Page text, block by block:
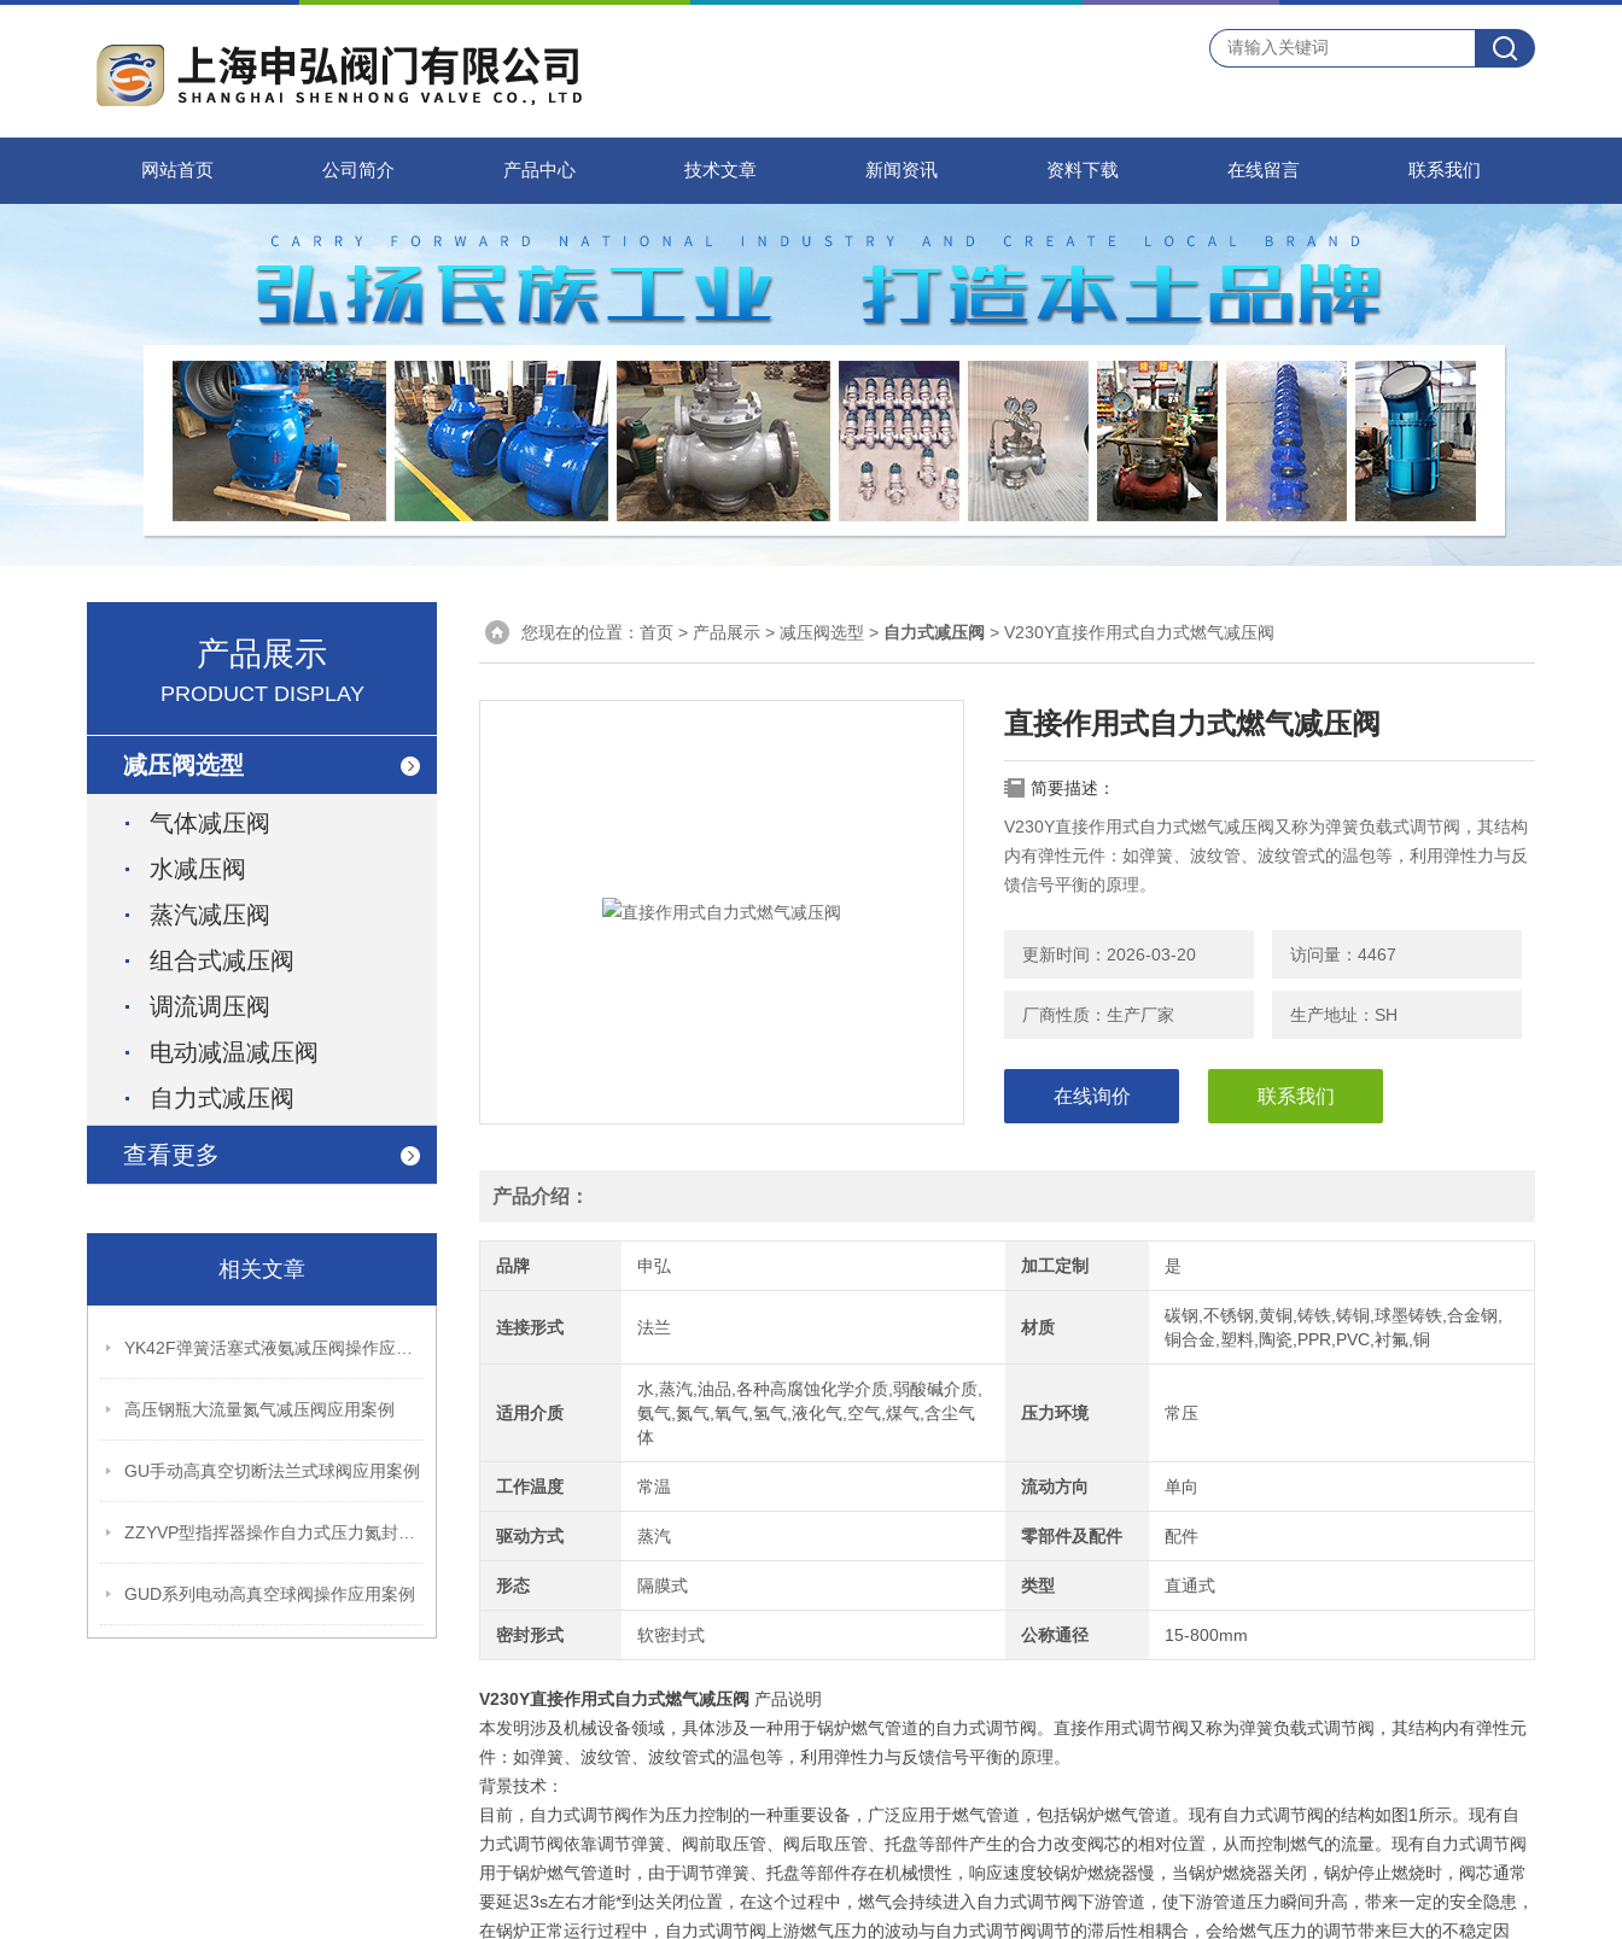
网站首页 公司简介 产品中心 技术文章 新闻资讯 资料下载 在线留言 联系我们
产品展示
PRODUCT DISPLAY
减压阀选型
气体减压阀
水减压阀
蒸汽减压阀
组合式减压阀
调流调压阀
电动减温减压阀
自力式减压阀
查看更多
相关文章
高压钢瓶大流量氮气减压阀应用案例
GU手动高真空切断法兰式球阀应用案例
GUD系列电动高真空球阀操作应用案例
您现在的位置： 首页 > 产品展示 > 减压阀选型 > 自力式减压阀 > V230Y直接作用式自力式燃气减压阀
直接作用式自力式燃气减压阀
简要描述：
V230Y直接作用式自力式燃气减压阀又称为弹簧负载式调节阀，其结构
内有弹性元件：如弹簧、波纹管、波纹管式的温包等，利用弹性力与反
馈信号平衡的原理。
更新时间：2026-03-20 访问量：4467
厂商性质：生产厂家 生产地址：SH
在线询价 联系我们
产品介绍：
品牌 申弘 加工定制 是
连接形式 法兰 材质
碳钢,不锈钢,黄铜,铸铁,铸铜,球墨铸铁,合金钢,
铜合金,塑料,陶瓷,PPR,PVC,衬氟,铜
适用介质
水,蒸汽,油品,各种高腐蚀化学介质,弱酸碱介质,
氨气,氮气,氧气,氢气,液化气,空气,煤气,含尘气
体
压力环境 常压
工作温度 常温 流动方向 单向
驱动方式 蒸汽 零部件及配件 配件
形态 隔膜式 类型 直通式
密封形式 软密封式 公称通径 15-800mm
V230Y直接作用式自力式燃气减压阀 产品说明
本发明涉及机械设备领域，具体涉及一种用于锅炉燃气管道的自力式调节阀。直接作用式调节阀又称为弹簧负载式调节阀，其结构内有弹性元
件：如弹簧、波纹管、波纹管式的温包等，利用弹性力与反馈信号平衡的原理。
背景技术：
目前，自力式调节阀作为压力控制的一种重要设备，广泛应用于燃气管道，包括锅炉燃气管道。现有自力式调节阀的结构如图1所示。现有自
力式调节阀依靠调节弹簧、阀前取压管、阀后取压管、托盘等部件产生的合力改变阀芯的相对位置，从而控制燃气的流量。现有自力式调节阀
用于锅炉燃气管道时，由于调节弹簧、托盘等部件存在机械惯性，响应速度较锅炉燃烧器慢，当锅炉燃烧器关闭，锅炉停止燃烧时，阀芯通常
要延迟3s左右才能*到达关闭位置，在这个过程中，燃气会持续进入自力式调节阀下游管道，使下游管道压力瞬间升高，带来一定的安全隐患，
在锅炉正常运行过程中，自力式调节阀上游燃气压力的波动与自力式调节阀调节的滞后性相耦合，会给燃气压力的调节带来巨大的不稳定因